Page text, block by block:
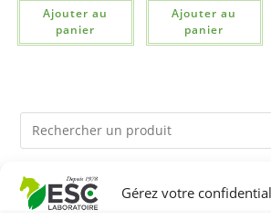
Gérez votre
Ajouter au
panier
Ajouter au
panier
Ils pourraient vous plaire